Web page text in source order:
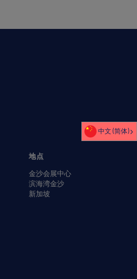
地点
金沙会展中心
滨海湾金沙
新加坡
中文 (简体)